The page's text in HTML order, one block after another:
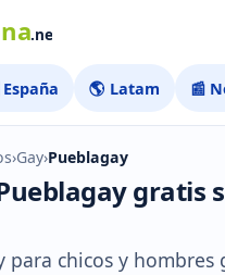
🌎 Latam 📰
›Gay›Pueblagay
gratis
para chicos y hombres